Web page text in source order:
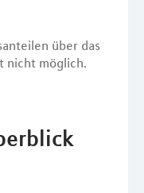
über das
nicht möglich.